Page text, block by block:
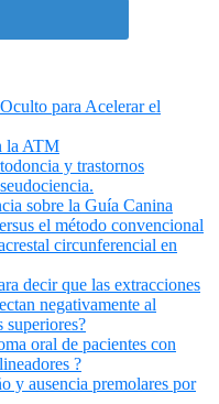
para Acelerar el
la ATM
y trastornos
sobre la Guía Canina
el método convencional
circunferencial en
decir que las extracciones
negativamente al
superiores?
oral de pacientes con
?
y ausencia premolares por